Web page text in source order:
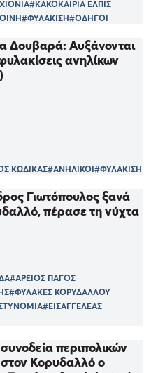
#ΚΑΚΟΚΑΙΡΙΑ ΕΛΠΙΣ
#ΦΥΛΑΚΙΣΗ#ΟΔΗΓΟΙ
Δουβαρά: Αυξάνονται
ανηλίκων
ΚΩΔΙΚΑΣ#ΑΝΗΛΙΚΟΙ#ΦΥΛΑΚΙΣΗ
Γιωτόπουλος ξανά
πέρασε τη νύχτα
#ΑΡΕΙΟΣ ΠΑΓΟΣ
#ΦΥΛΑΚΕΣ ΚΟΡΥΔΑΛΛΟΥ
#ΕΙΣΑΓΓΕΛΕΑΣ
περιπολικών
Κορυδαλλό ο